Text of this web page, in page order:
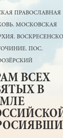
ПРАВОСЛАВНАЯ
МОСКОВСКАЯ
ПОС.
ВСЕХ
В